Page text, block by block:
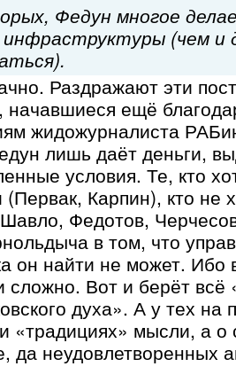
Федун многое
инфраструктуры (чем и
Раздражают эти
начавшиеся ещё
жидожурналиста
лишь даёт деньги,
условия. Те, кто
(Первак, Карпин), кто
Федотов,
в том, что
он найти не может. Ибо
сложно. Вот и берёт всё
духа». А у тех на
«традициях» мысли, а о
да неудовлетворенных